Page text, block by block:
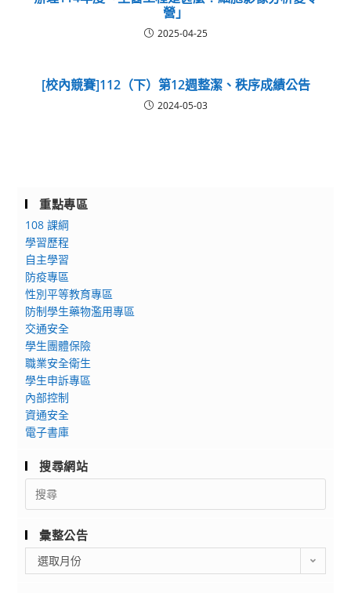
營」
2025-04-25
[校內競賽]112（下）第12週整潔、秩序成績公告
2024-05-03
重點專區
108 課綱
學習歷程
自主學習
防疫專區
性別平等教育專區
防制學生藥物濫用專區
交通安全
學生團體保險
職業安全衛生
學生申訴專區
內部控制
資通安全
電子書庫
搜尋網站
Search
for:
彙整公告
整
選取月份